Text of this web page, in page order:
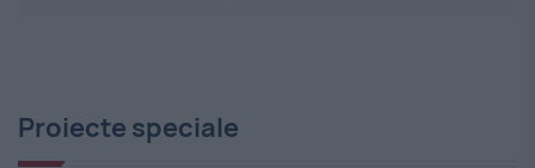
Proiecte speciale